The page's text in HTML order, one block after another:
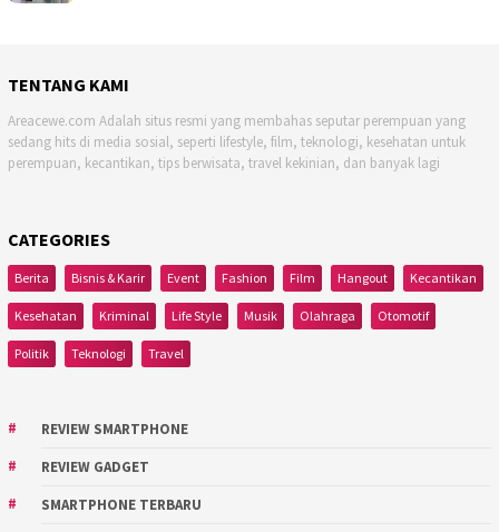
TENTANG KAMI
Areacewe.com Adalah situs resmi yang membahas seputar perempuan yang
sedang hits di media sosial, seperti lifestyle, film, teknologi, kesehatan untuk
perempuan, kecantikan, tips berwisata, travel kekinian, dan banyak lagi
CATEGORIES
Berita Bisnis & Karir Event Fashion Film Hangout Kecantikan
Kesehatan Kriminal Life Style Musik Olahraga Otomotif
Politik Teknologi Travel
REVIEW SMARTPHONE
REVIEW GADGET
SMARTPHONE TERBARU